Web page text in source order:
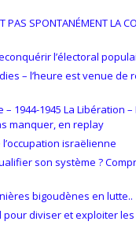
PAS SPONTANÉMENT LA
l’électoral
– l’heure est venue de
– 1944-1945 La Libération
manquer, en replay
israëlienne
son système ?
bigoudènes en lutte..
pour diviser et exploiter